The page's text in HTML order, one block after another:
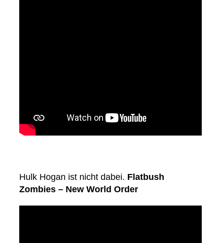
Hulk Hogan ist nicht dabei. Flatbush
Zombies – New World Order